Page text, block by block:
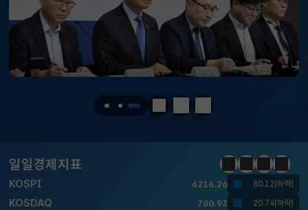
정지 이전 다음
일일경제지표
달러-원 1418.2000 5.6000(하락)
KOSPI 6216.26 80.12(하락)
KOSDAQ 780.93 20.74(하락)
KOSPI 6216.26 80.12(하락)
KOSDAQ 780.93 20.74(하락)
정지이전다음일일경